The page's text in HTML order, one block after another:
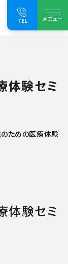
TEL メニュー
体験セミ
のための医療体験
体験セミ